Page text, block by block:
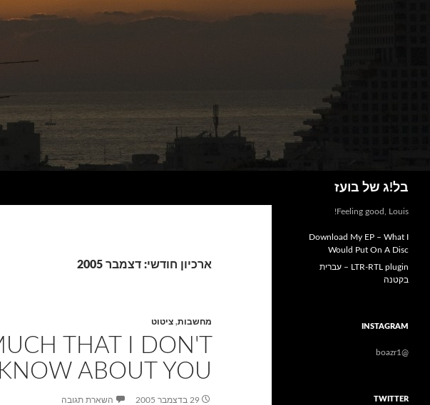
בל!ג של בועז
ארכיון חודשי: דצמבר 2005
מחשבות, ציטוט
THAT I DON'T
KNOW ABOUT YOU
29 בדצמבר 2005 השארת תגובה
Feeling good, Louis!
Download My EP – What I
Would Put On A Disc
LTR-RTL plugin – עברית
בקטנה
INSTAGRAM
@boazr1
TWITTER